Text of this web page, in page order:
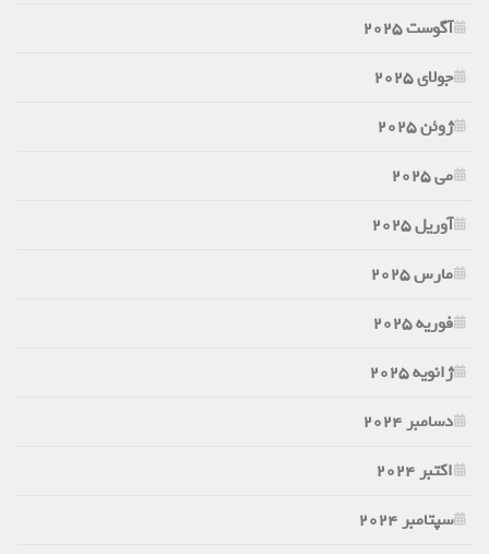
آگوست 2025
جولای 2025
ژوئن 2025
می 2025
آوریل 2025
مارس 2025
فوریه 2025
ژانویه 2025
دسامبر 2024
اکتبر 2024
سپتامبر 2024